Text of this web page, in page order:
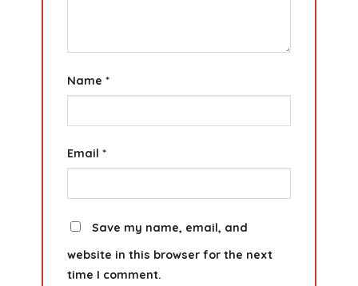
Name *
Email *
Save my name, email, and
website in this browser for the next
time I comment.